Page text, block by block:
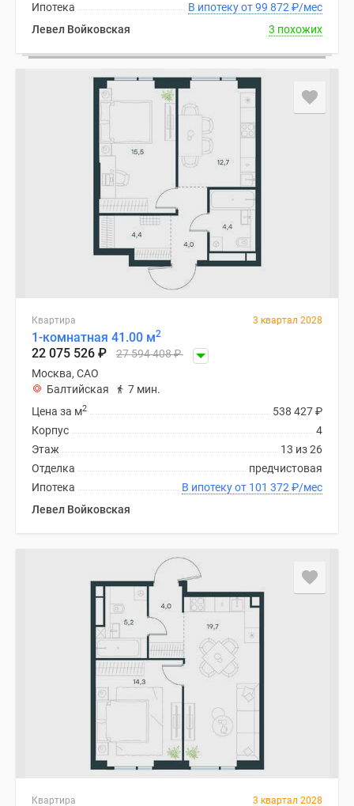
В ипотеку от 99 872 ₽/мес
Ипотека
Левел Войковская
3 похожих
Квартира 3 квартал 2028
1-комнатная 41.00 м2
22 075 526 ₽ 27 594 408₽
Москва, САО
Балтийская
7 мин.
538 427₽
Цена за м2
4
Корпус
13 из 26
Этаж
предчистовая
Отделка
В ипотеку от 101 372 ₽/мес
Ипотека
Левел Войковская
Квартира 3 квартал 2028